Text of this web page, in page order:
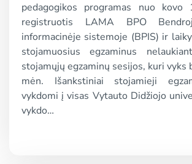
pedagogikos programas nuo
registruotis LAMA BPO
informacinėje sistemoje (BPIS) ir
stojamuosius egzaminus
stojamųjų egzaminų sesijos, kuri vyks
mėn. Išankstiniai stojamieji
vykdomi į visas Vytauto Didžiojo
vykdo…